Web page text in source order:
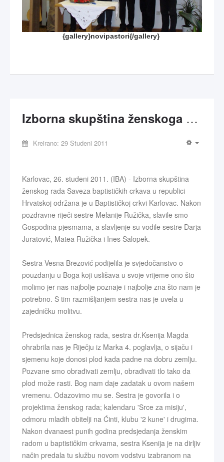
{gallery}novipastori{/gallery}
Izborna skupština ženskoga rada SBC-a
Kreirano: 29 Studeni 2011
Karlovac, 26. studeni 2011. (IBA) - Izborna skupština
ženskog rada Saveza baptističkih crkava u republici
Hrvatskoj održana je u Baptističkoj crkvi Karlovac. Nakon
pozdravne riječi sestre Melanije Ružička, slavile smo
Gospodina pjesmama, a slavljenje su vodile sestre Darja
Juratović, Matea Ružička i Ines Salopek.
Sestra Vesna Brezović podijelila je svjedočanstvo o
pouzdanju u Boga koji uslišava u svoje vrijeme ono što
molimo jer nas najbolje poznaje i najbolje zna što nam je
potrebno. S tim razmišljanjem sestra nas je uvela u
zajedničku molitvu.
Predsjednica ženskog rada, sestra dr.Ksenija Magda
ohrabrila nas je Riječju iz Marka 4. poglavlja, o sijaču i
sjemenu koje donosi plod kada padne na dobru zemlju.
Pozvane smo obrađivati zemlju, obrađivati tlo tako da
plod može rasti. Bog nam daje zadatak u ovom našem
vremenu. Odazovimo mu se. Sestra je govorila i o
projektima ženskog rada; kalendaru 'Srce za misiju',
odmoru mladih obitelji na Ćinti, klubu '2 kune' i drugima.
Nakon dvanaest punih godina predsjedanja ženskim
radom u baptističkim crkvama, sestra Ksenija je na dirljiv
način predala tu službu novom vodstvu izabranom na